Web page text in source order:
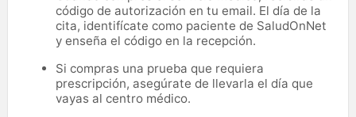
código de autorización en tu email. El día de la
cita, identifícate como paciente de SaludOnNet
y enseña el código en la recepción.
Si compras una prueba que requiera
prescripción, asegúrate de llevarla el día que
vayas al centro médico.